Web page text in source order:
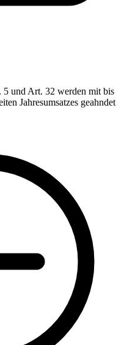
und Art. 32 werden mit bis
Jahresumsatzes geahndet